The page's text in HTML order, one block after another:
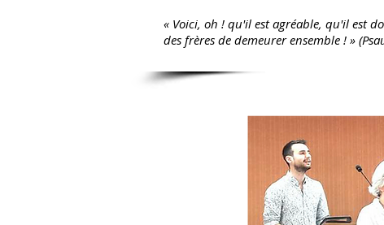
« Voici, oh ! qu'il est agréable, qu'il est
des frères de demeurer ensemble ! »